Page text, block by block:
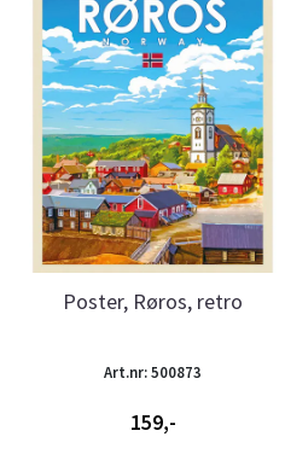
Poster, Røros, retro
Art.nr: 500873
159,-